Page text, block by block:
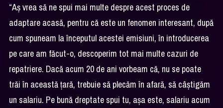
“Aș vrea să ne spui mai multe despre acest proces de
adaptare acasă, pentru că este un fenomen interesant, după
cum spuneam la începutul acestei emisiuni, în introducerea
pe care am făcut-o, descoperim tot mai multe cazuri de
repatriere. Dacă acum 20 de ani vorbeam că, nu se poate
trăi în această țară, trebuie să plecăm în afară, să câștigăm
un salariu. Pe bună dreptate spui tu, așa este, salariu acum